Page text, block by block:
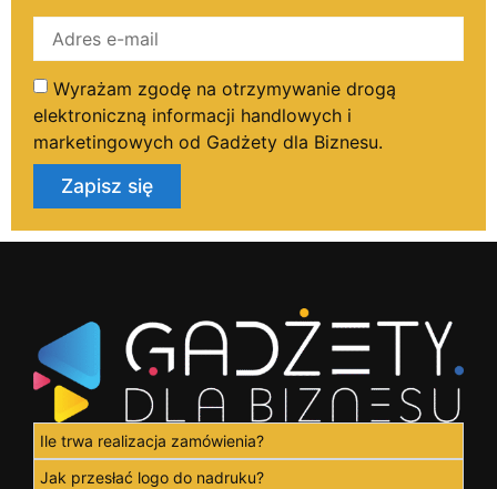
Wyrażam zgodę na otrzymywanie drogą
elektroniczną informacji handlowych i
marketingowych od Gadżety dla Biznesu.
Zapisz się
Ile trwa realizacja zamówienia?
Jak przesłać logo do nadruku?